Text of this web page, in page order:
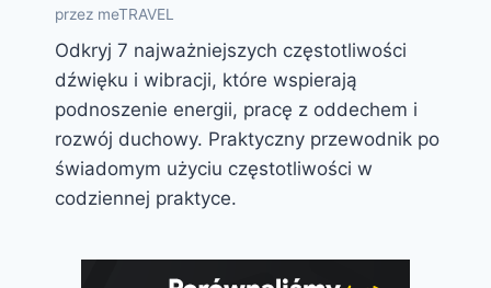
przez meTRAVEL
Odkryj 7 najważniejszych częstotliwości
dźwięku i wibracji, które wspierają
podnoszenie energii, pracę z oddechem i
rozwój duchowy. Praktyczny przewodnik po
świadomym użyciu częstotliwości w
codziennej praktyce.